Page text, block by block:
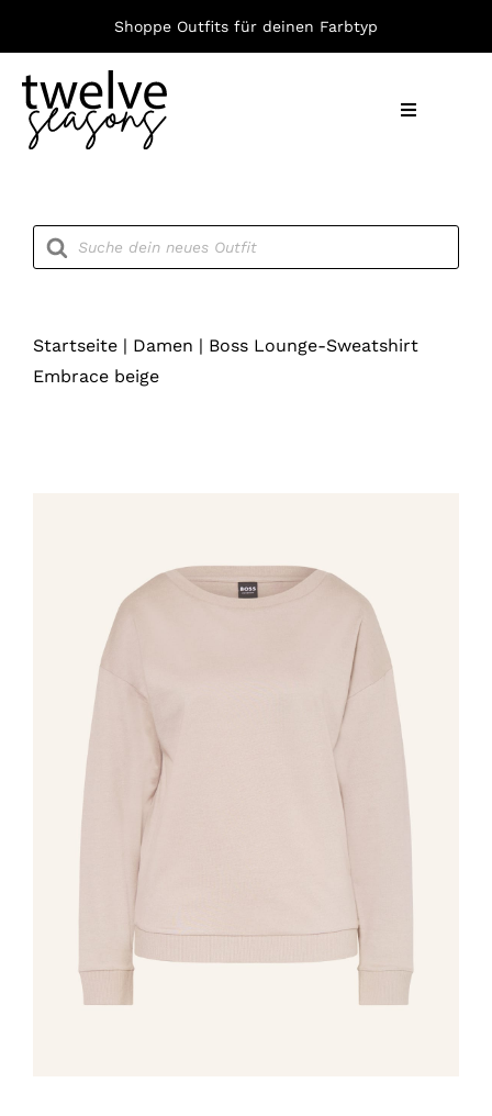
springen
Shoppe Outfits für deinen Farbtyp
Toggle
Products
search
Startseite| Damen | Boss Lounge-Sweatshirt
Embrace beige